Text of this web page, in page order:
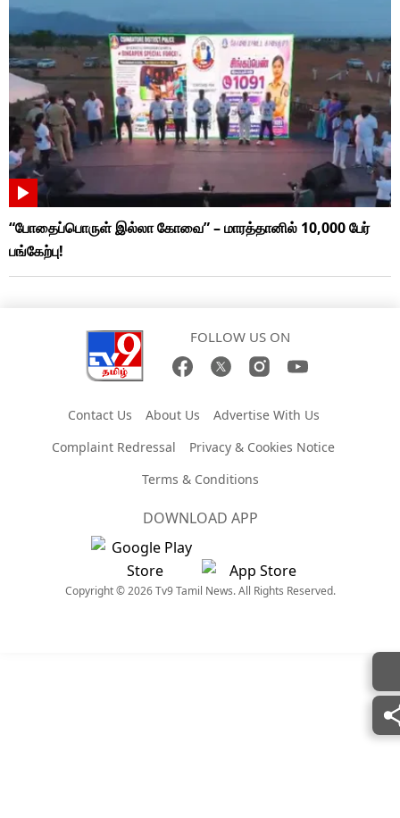
“போதைப்பொருள் இல்லா கோவை” – மாரத்தானில் 10,000 பேர்
பங்கேற்பு!
FOLLOW US ON
Contact Us About Us
Advertise With Us
Complaint Redressal
Privacy & Cookies Notice
Terms & Conditions
DOWNLOAD APP
Copyright © 2026 Tv9 Tamil News. All Rights Reserved.